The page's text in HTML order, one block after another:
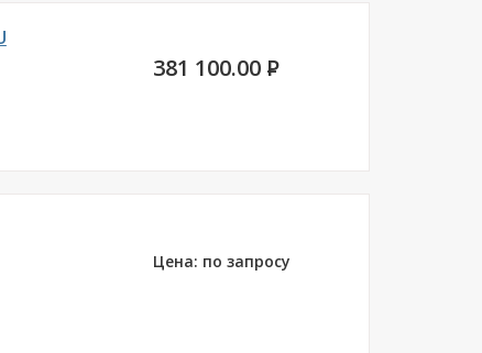
381 100.00 P
Цена: по запросу